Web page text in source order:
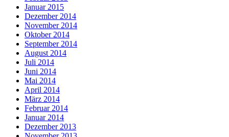
Januar 2015
Dezember 2014
November 2014
Oktober 2014
September 2014
August 2014
Juli 2014
Juni 2014
Mai 2014
April 2014
März 2014
Februar 2014
Januar 2014
Dezember 2013